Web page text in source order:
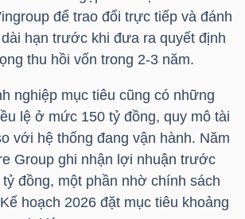
để trao đổi trực tiếp và đánh
hạn trước khi đưa ra quyết định
thu hồi vốn trong 2-3 năm.
nghiệp mục tiêu cũng có những
lệ ở mức 150 tỷ đồng, quy mô tài
với hệ thống đang vận hành. Năm
Group ghi nhận lợi nhuận trước
đồng, một phần nhờ chính sách
hoạch 2026 đặt mục tiêu khoảng